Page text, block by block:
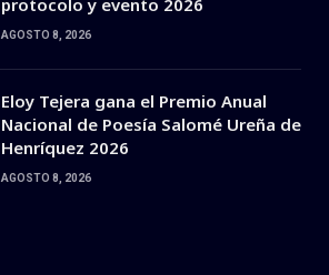
AGOSTO 8, 2026
Eloy Tejera gana el Premio Anual
Nacional de Poesía Salomé Ureña de
Henríquez 2026
AGOSTO 8, 2026